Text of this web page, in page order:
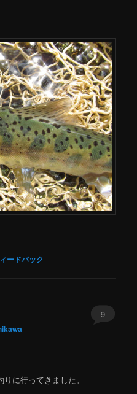
ードバック
9
に行ってきました。